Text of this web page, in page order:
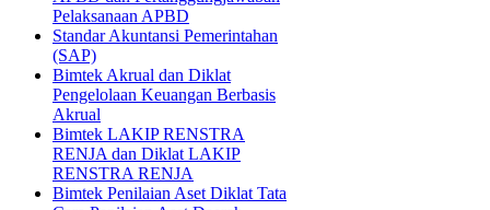
Pelaksanaan APBD
Standar Akuntansi Pemerintahan
(SAP)
Bimtek Akrual dan Diklat
Pengelolaan Keuangan Berbasis
Akrual
Bimtek LAKIP RENSTRA
RENJA dan Diklat LAKIP
RENSTRA RENJA
Bimtek Penilaian Aset Diklat Tata